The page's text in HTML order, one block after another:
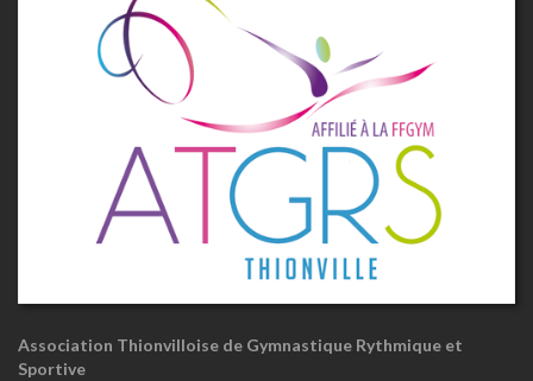
Association Thionvilloise de Gymnastique Rythmique et
Sportive